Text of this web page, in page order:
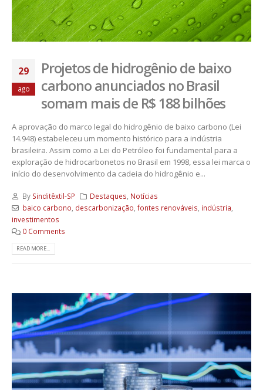
29
ago
Projetos de hidrogênio de baixo
carbono anunciados no Brasil
somam mais de R$ 188 bilhões
A aprovação do marco legal do hidrogênio de baixo carbono (Lei
14.948) estabeleceu um momento histórico para a indústria
brasileira. Assim como a Lei do Petróleo foi fundamental para a
exploração de hidrocarbonetos no Brasil em 1998, essa lei marca o
início do desenvolvimento da cadeia do hidrogênio e...
By Sinditêxtil-SP Destaques, Notícias
baico carbono, descarbonização, fontes renováveis, indústria,
investimentos
0 Comments
READ MORE...